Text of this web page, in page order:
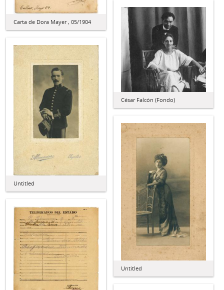
Carta de Dora Mayer , 05/1904
César Falcón (Fondo)
Untitled
Untitled